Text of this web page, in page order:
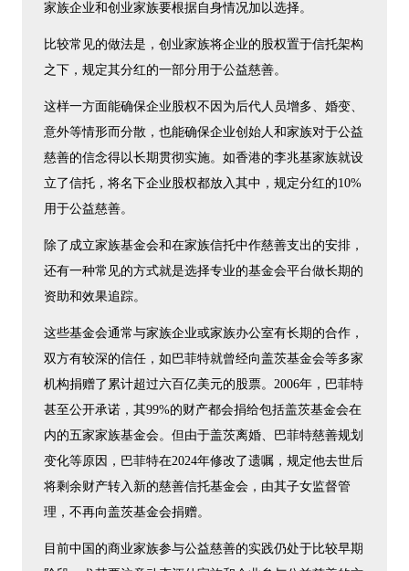
家族企业和创业家族要根据自身情况加以选择。
比较常见的做法是，创业家族将企业的股权置于信托架构
之下，规定其分红的一部分用于公益慈善。
这样一方面能确保企业股权不因为后代人员增多、婚变、
意外等情形而分散，也能确保企业创始人和家族对于公益
慈善的信念得以长期贯彻实施。如香港的李兆基家族就设
立了信托，将名下企业股权都放入其中，规定分红的10%
用于公益慈善。
除了成立家族基金会和在家族信托中作慈善支出的安排，
还有一种常见的方式就是选择专业的基金会平台做长期的
资助和效果追踪。
这些基金会通常与家族企业或家族办公室有长期的合作，
双方有较深的信任，如巴菲特就曾经向盖茨基金会等多家
机构捐赠了累计超过六百亿美元的股票。2006年，巴菲特
甚至公开承诺，其99%的财产都会捐给包括盖茨基金会在
内的五家家族基金会。但由于盖茨离婚、巴菲特慈善规划
变化等原因，巴菲特在2024年修改了遗嘱，规定他去世后
将剩余财产转入新的慈善信托基金会，由其子女监督管
理，不再向盖茨基金会捐赠。
目前中国的商业家族参与公益慈善的实践仍处于比较早期